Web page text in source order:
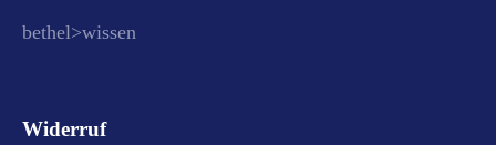
bethel>wissen
Widerruf